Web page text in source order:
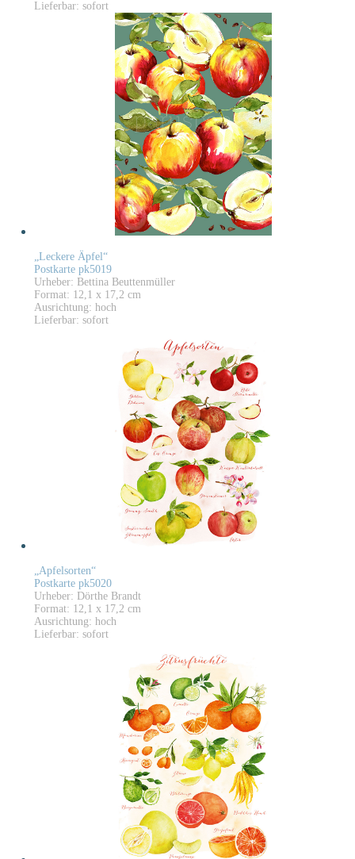
Lieferbar: sofort
„Leckere Äpfel“
Postkarte pk5019
Urheber: Bettina Beuttenmüller
Format: 12,1 x 17,2 cm
Ausrichtung: hoch
Lieferbar: sofort
„Apfelsorten“
Postkarte pk5020
Urheber: Dörthe Brandt
Format: 12,1 x 17,2 cm
Ausrichtung: hoch
Lieferbar: sofort